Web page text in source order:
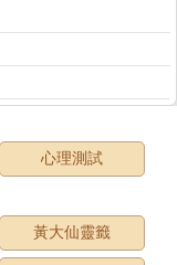
心理測試
黃大仙靈籤